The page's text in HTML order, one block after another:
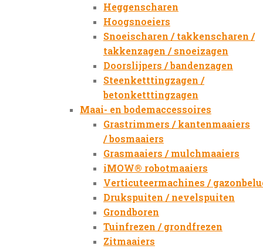
Heggenscharen
Hoogsnoeiers
Snoeischaren / takkenscharen /
takkenzagen / snoeizagen
Doorslijpers / bandenzagen
Steenketttingzagen /
betonketttingzagen
Maai- en bodemaccessoires
Grastrimmers / kantenmaaiers
/ bosmaaiers
Grasmaaiers / mulchmaaiers
iMOW® robotmaaiers
Verticuteermachines /
Drukspuiten / nevelspuiten
Grondboren
Tuinfrezen / grondfrezen
Zitmaaiers